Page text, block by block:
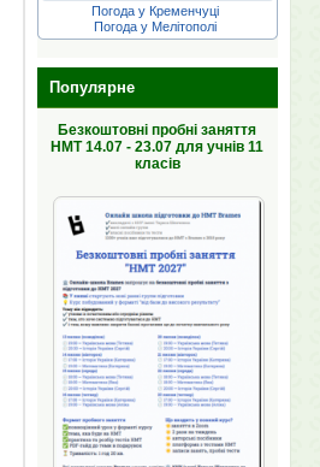
Погода у Кременчуці
Погода у Мелітополі
Популярне
Безкоштовні пробні заняття
НМТ 14.07 - 23.07 для учнів 11
класів